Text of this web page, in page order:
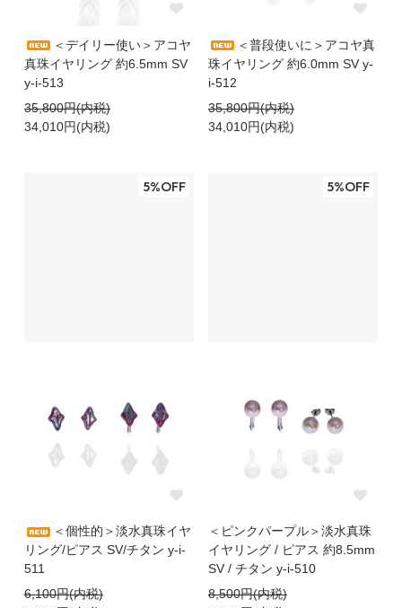
＜デイリー使い＞アコヤ
真珠イヤリング 約6.5mm SV
y-i-513
35,800円(内税)
34,010円(内税)
＜普段使いに＞アコヤ真
珠イヤリング 約6.0mm SV y-
i-512
35,800円(内税)
34,010円(内税)
5%OFF
＜個性的＞淡水真珠イヤ
リング/ピアス SV/チタン y-i-
511
6,100円(内税)
5%OFF
＜ピンクパープル＞淡水真珠
イヤリング / ピアス 約8.5mm
SV / チタン y-i-510
8,500円(内税)